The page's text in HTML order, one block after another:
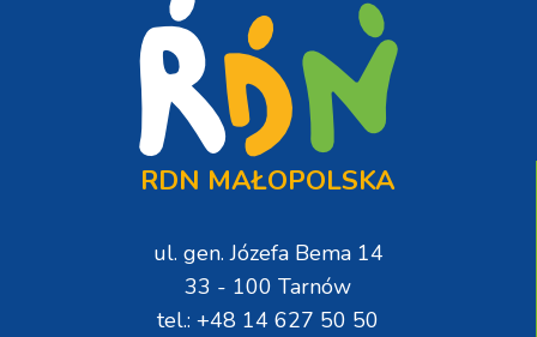
RDN MAŁOPOLSKA
ul. gen. Józefa Bema 14
33 - 100 Tarnów
tel.: +48 14 627 50 50